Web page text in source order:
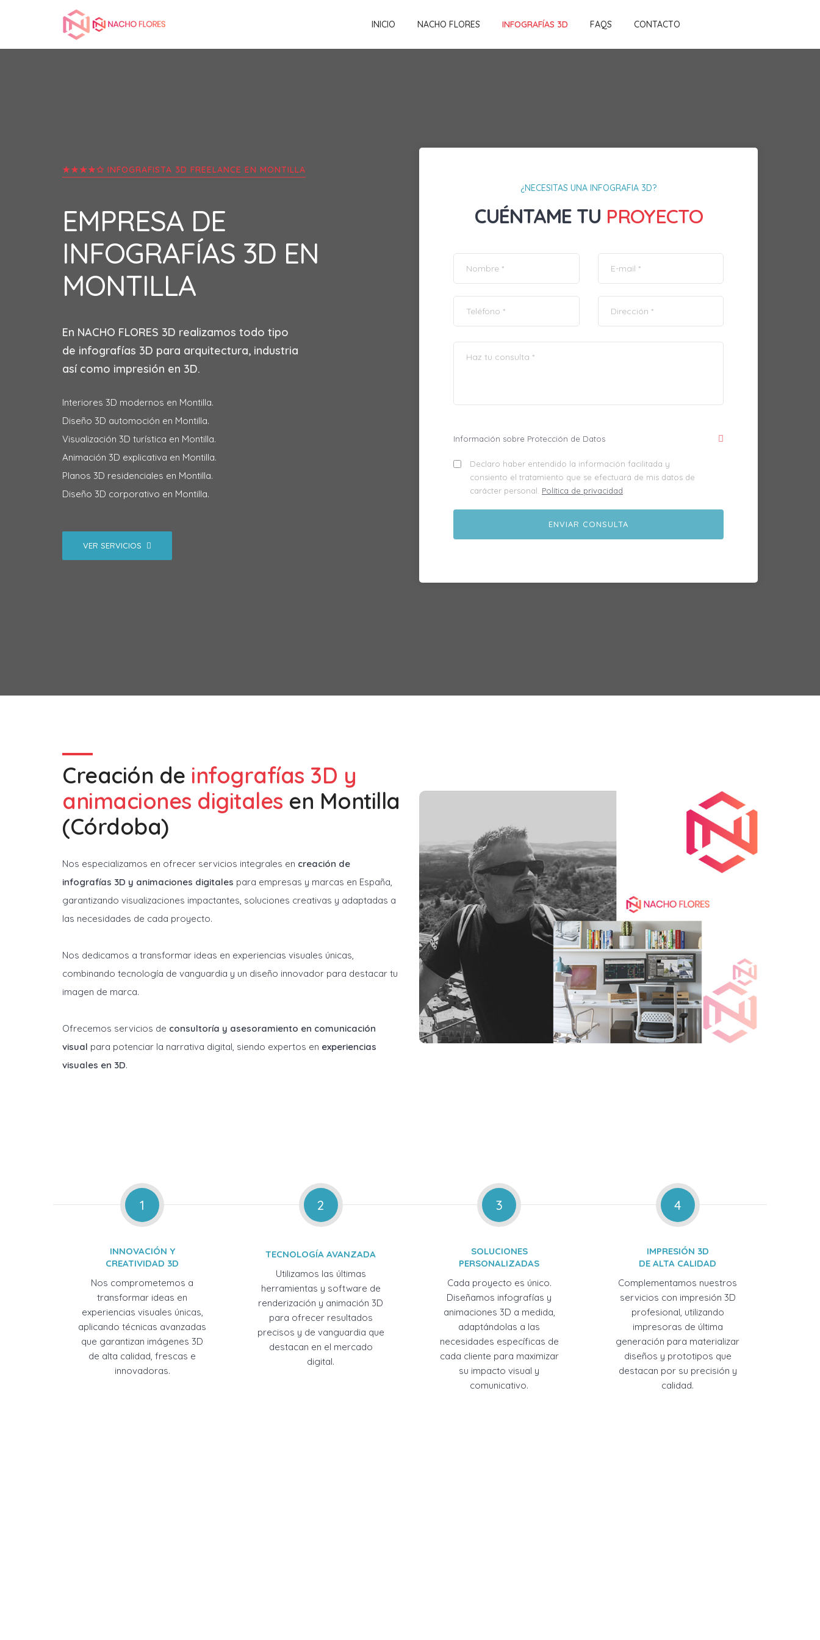
INICIO NACHO FLORES INFOGRAFÍAS 3D FAQS CONTACTO
★★★★✩ INFOGRAFISTA 3D FREELANCE EN MONTILLA
EMPRESA DE
INFOGRAFÍAS 3D EN
MONTILLA
En NACHO FLORES 3D realizamos todo tipo
de infografías 3D para arquitectura, industria
así como impresión en 3D.
Interiores 3D modernos en Montilla.
Diseño 3D automoción en Montilla.
Visualización 3D turística en Montilla.
Animación 3D explicativa en Montilla.
Planos 3D residenciales en Montilla.
Diseño 3D corporativo en Montilla.
VER SERVICIOS
¿NECESITAS UNA INFOGRAFIA 3D?
CUÉNTAME TU PROYECTO
Información sobre Protección de Datos
Declaro haber entendido la información facilitada y
consiento el tratamiento que se efectuará de mis datos de
carácter personal. Política de privacidad
Creación de infografías 3D y
animaciones digitales en Montilla
(Córdoba)
Nos especializamos en ofrecer servicios integrales en creación de
infografías 3D y animaciones digitales para empresas y marcas en España,
garantizando visualizaciones impactantes, soluciones creativas y adaptadas a
las necesidades de cada proyecto.
Nos dedicamos a transformar ideas en experiencias visuales únicas,
combinando tecnología de vanguardia y un diseño innovador para destacar tu
imagen de marca.
Ofrecemos servicios de consultoría y asesoramiento en comunicación
visual para potenciar la narrativa digital, siendo expertos en experiencias
visuales en 3D.
1
INNOVACIÓN Y
CREATIVIDAD 3D
Nos comprometemos a
transformar ideas en
experiencias visuales únicas,
aplicando técnicas avanzadas
que garantizan imágenes 3D
de alta calidad, frescas e
innovadoras.
2
TECNOLOGÍA AVANZADA
Utilizamos las últimas
herramientas y software de
renderización y animación 3D
para ofrecer resultados
precisos y de vanguardia que
destacan en el mercado
digital.
3
SOLUCIONES
PERSONALIZADAS
Cada proyecto es único.
Diseñamos infografías y
animaciones 3D a medida,
adaptándolas a las
necesidades específicas de
cada cliente para maximizar
su impacto visual y
comunicativo.
4
IMPRESIÓN 3D
DE ALTA CALIDAD
Complementamos nuestros
servicios con impresión 3D
profesional, utilizando
impresoras de última
generación para materializar
diseños y prototipos que
destacan por su precisión y
calidad.